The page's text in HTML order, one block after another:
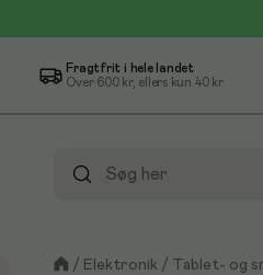
Fragtfrit i hele landet
Over 600 kr, ellers kun 40 kr
/ Elektronik / Tablet- og